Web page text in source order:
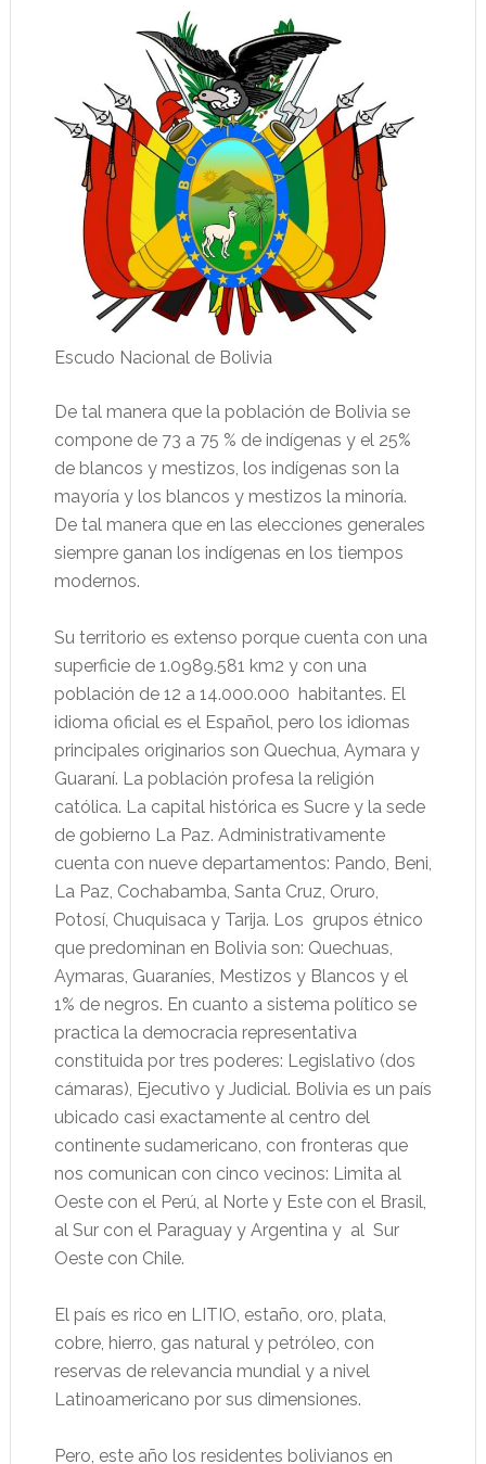
Escudo Nacional de Bolivia
De tal manera que la población de Bolivia se
compone de 73 a 75 % de indígenas y el 25%
de blancos y mestizos, los indígenas son la
mayoría y los blancos y mestizos la minoría.
De tal manera que en las elecciones generales
siempre ganan los indígenas en los tiempos
modernos.
Su territorio es extenso porque cuenta con una
superficie de 1.0989.581 km2 y con una
población de 12 a 14.000.000 habitantes. El
idioma oficial es el Español, pero los idiomas
principales originarios son Quechua, Aymara y
Guaraní. La población profesa la religión
católica. La capital histórica es Sucre y la sede
de gobierno La Paz. Administrativamente
cuenta con nueve departamentos: Pando, Beni,
La Paz, Cochabamba, Santa Cruz, Oruro,
Potosí, Chuquisaca y Tarija. Los grupos étnico
que predominan en Bolivia son: Quechuas,
Aymaras, Guaraníes, Mestizos y Blancos y el
1% de negros. En cuanto a sistema político se
practica la democracia representativa
constituida por tres poderes: Legislativo (dos
cámaras), Ejecutivo y Judicial. Bolivia es un país
ubicado casi exactamente al centro del
continente sudamericano, con fronteras que
nos comunican con cinco vecinos: Limita al
Oeste con el Perú, al Norte y Este con el Brasil,
al Sur con el Paraguay y Argentina y al Sur
Oeste con Chile.
El país es rico en LITIO, estaño, oro, plata,
cobre, hierro, gas natural y petróleo, con
reservas de relevancia mundial y a nivel
Latinoamericano por sus dimensiones.
Pero, este año los residentes bolivianos en